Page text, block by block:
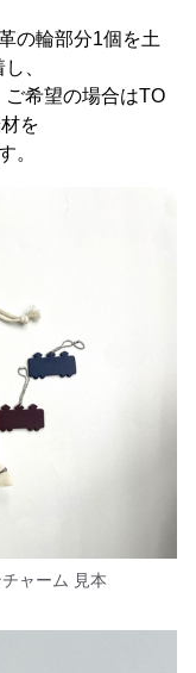
の輪部分1個を土
、
望の場合はTO
を
ャーム 見本